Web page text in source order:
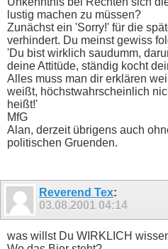
lustig machen zu müssen?
Zunächst ein 'Sorry!' für die
verhindert. Du meinst gewiss
'Du bist wirklich saudumm,
deine Attitüde, ständig kocht
Alles muss man dir erklären
weißt, höchstwahrscheinlich
heißt!'
MfG
Alan, derzeit übrigens auch
politischen Gruenden.
Reverend Tex:
03.08.2001 04:14
was willst Du WIRKLICH